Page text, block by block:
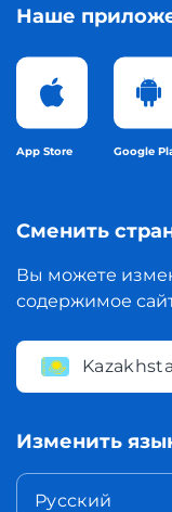
Наше
App Store Google
Сменить
Вы можете
содержимое
Изменить
Русский